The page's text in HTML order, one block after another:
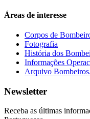
Áreas de interesse
Corpos de
Fotografia
História dos
Informações
Arquivo
Newsletter
Receba as últimas